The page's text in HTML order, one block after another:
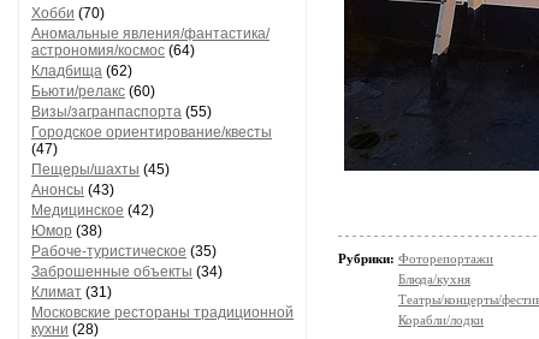
Хобби (70)
Аномальные явления/фантастика/
астрономия/космос (64)
Кладбища (62)
Бьюти/релакс (60)
Визы/загранпаспорта (55)
Городское ориентирование/квесты
(47)
Пещеры/шахты (45)
Анонсы (43)
Медицинское (42)
Юмор (38)
Рабоче-туристическое (35)
Заброшенные объекты (34)
Климат (31)
Московские рестораны традиционной
кухни (28)
Рубрики: Фоторепортажи
Блюда/кухня
Театры/концерты/
Корабли/лодки